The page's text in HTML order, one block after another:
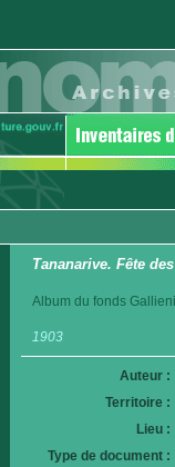
Tananarive. Fête
Album du fonds
1903
Auteur :
Territoire :
Lieu :
Type de document :